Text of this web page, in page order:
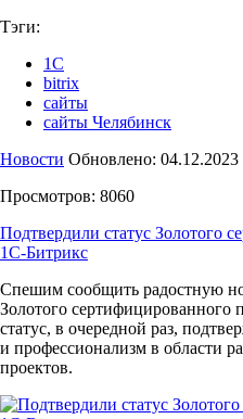
Тэги:
1С
bitrix
сайты
сайты Челябинск
Новости Обновлено: 04.12.2023
Просмотров: 8060
Подтвердили статус Золотого
1C-Битрикс
Спешим сообщить радостную
Золотого сертифицированного
статус, в очередной раз,
и профессионализм в области
проектов.